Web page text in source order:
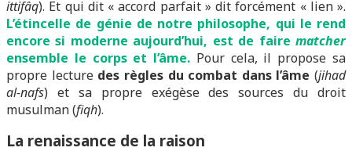
ittifâq). Et qui dit « accord parfait » dit forcément « lien ».
L’étincelle de génie de notre philosophe, qui le rend
encore si moderne aujourd’hui, est de faire matcher
ensemble le corps et l’âme. Pour cela, il propose sa
propre lecturedes règles du combat dans l’âme (jihad
al-nafs) et sa propre exégèse des sources du droit
musulman (fiqh).
La renaissance de la raison